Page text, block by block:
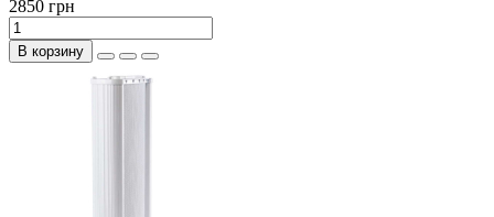
2850 грн
В корзину